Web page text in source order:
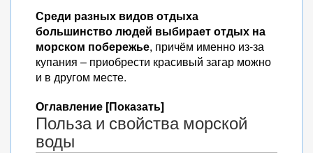
Среди разных видов отдыха
большинство людей выбирает отдых на
морском побережье, причём именно из-за
купания – приобрести красивый загар можно
и в другом месте.
Оглавление [Показать]
Польза и свойства морской
воды